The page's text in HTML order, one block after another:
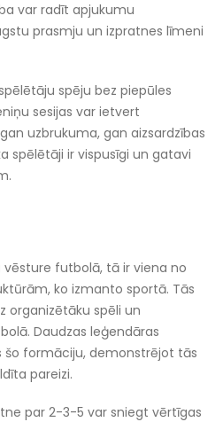
var radīt apjukumu
prasmju un izpratnes līmeni
spēju bez piepūles
sesijas var ietvert
uzbrukuma, gan aizsardzības
spēlētāji ir vispusīgi un gatavi
futbolā, tā ir viena no
ko izmanto sportā. Tās
organizētāku spēli un
Daudzas leģendāras
šo formāciju, demonstrējot tās
pareizi.
par 2-3-5 var sniegt vērtīgas